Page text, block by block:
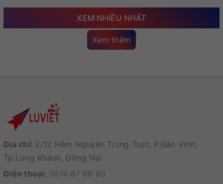
XEM NHIỀU NHẤT
Xem thêm
Địa chỉ: 2/12 Hẻm Nguyễn Trung Trực, P.Bảo Vinh,
Tp.Long Khánh, Đồng Nai
Điện thoại: 0914 87 86 80